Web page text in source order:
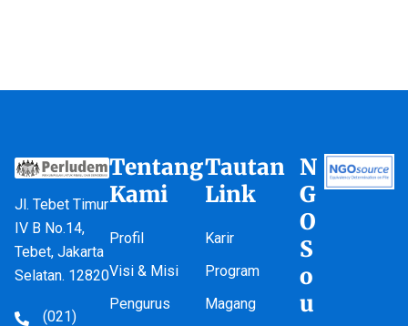
Jl. Tebet Timur
IV B No.14,
Tebet, Jakarta
Selatan. 12820
(021)
Tentang
Kami
Profil
Visi & Misi
Pengurus
Tautan
Link
Karir
Program
Magang
N
G
O
S
o
u